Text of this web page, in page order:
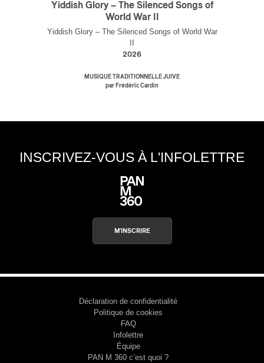
Yiddish Glory – The Silenced Songs of
World War II
Yiddish Glory – The Silenced Songs of World War
2026
MUSIQUE TRADITIONNELLE JUIVE
par Frédéric Cardin
INSCRIVEZ-VOUS À L'INFOLETTRE
M'INSCRIRE
Déclaration de confidentialité
Politique de cookies
FAQ
Infolettre
Équipe
PAN M 360 c’est quoi ?